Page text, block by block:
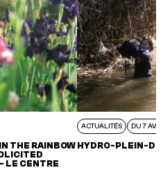
THE RAINBOW
LE CENTRE
ACTUALITÉS DU 7
HYDRO-PLEIN-